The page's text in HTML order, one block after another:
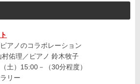
アノのコラボレーション
佑理／ピアノ 鈴木牧子
）15:00－（30分程度）
リー